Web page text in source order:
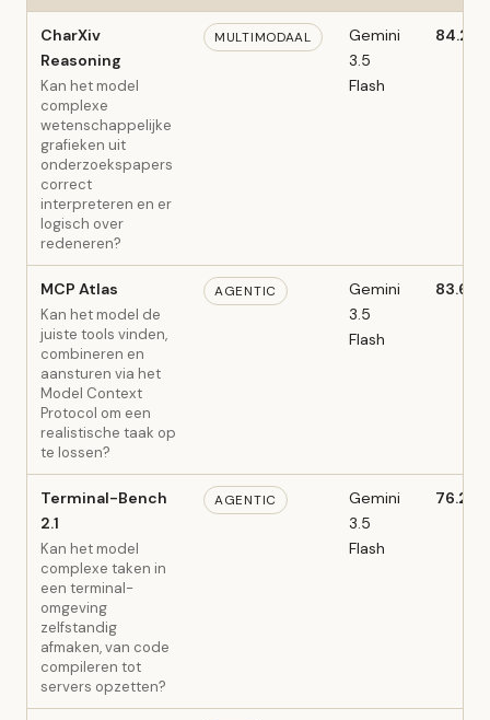
CharXiv
Reasoning
Kan het model
complexe
wetenschappelijke
grafieken uit
onderzoekspapers
correct
interpreteren en er
logisch over
redeneren?
MULTIMODAAL
Gemini
3.5
Flash
84.2%
MCP Atlas
Kan het model de
juiste tools vinden,
combineren en
aansturen via het
Model Context
Protocol om een
realistische taak op
te lossen?
AGENTIC
Gemini
3.5
Flash
83.6%
Terminal-Bench
2.1
Kan het model
complexe taken in
een terminal-
omgeving
zelfstandig
afmaken, van code
compileren tot
servers opzetten?
AGENTIC
Gemini
3.5
Flash
76.2%